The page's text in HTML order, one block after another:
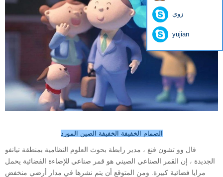
الصمام الخفيفة الخفيفة الصين المورد
قال وو تشون فنغ ، مدير رابطة بحوث العلوم النظامية بمنطقة تيانفو
الجديدة ، إن القمر الصناعي الصيني هو قمر صناعي للإضاءة الفضائية يحمل
مرايا فضائية كبيرة. ومن المتوقع أن يتم نشرها في مدار أرضي منخفض
زوي
yujian